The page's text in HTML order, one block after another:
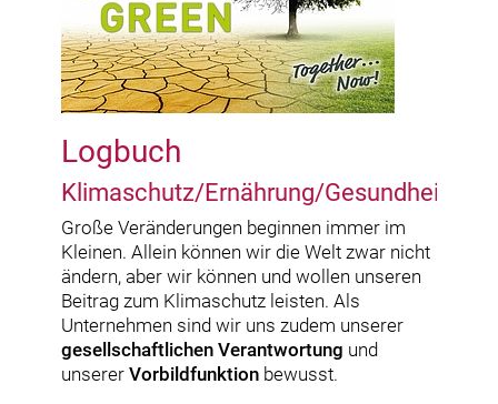
Logbuch
Klimaschutz/Ernährung/Gesundheit
Große Veränderungen beginnen immer im
Kleinen. Allein können wir die Welt zwar nicht
ändern, aber wir können und wollen unseren
Beitrag zum Klimaschutz leisten. Als
Unternehmen sind wir uns zudem unserer
gesellschaftlichen Verantwortung und
unserer Vorbildfunktion bewusst.